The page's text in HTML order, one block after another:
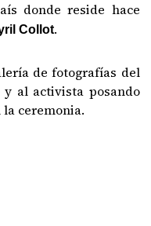
donde reside hace
Collot.
de fotografías del
al activista posando
ceremonia.